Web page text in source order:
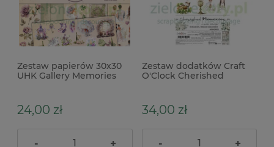
Zestaw papierów 30x30
UHK Gallery Memories
24,00 zł
- +
Zestaw dodatków Craft
O'Clock Cherished
34,00 zł
- +